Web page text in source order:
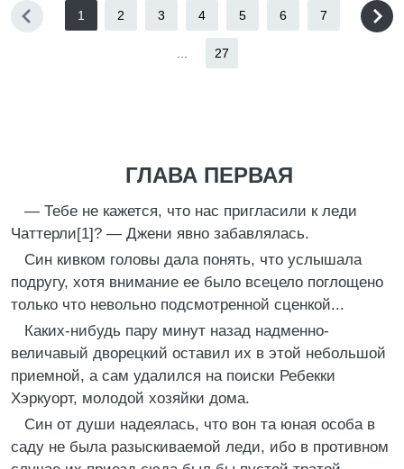
1 2 3 4 5 6 7
27
ГЛАВА ПЕРВАЯ
— Тебе не кажется, что нас пригласили к леди
Чаттерли[1]? — Джени явно забавлялась.
Син кивком головы дала понять, что услышала
подругу, хотя внимание ее было всецело поглощено
только что невольно подсмотренной сценкой...
Каких-нибудь пару минут назад надменно-
величавый дворецкий оставил их в этой небольшой
приемной, а сам удалился на поиски Ребекки
Хэркуорт, молодой хозяйки дома.
Син от души надеялась, что вон та юная особа в
саду не была разыскиваемой леди, ибо в противном